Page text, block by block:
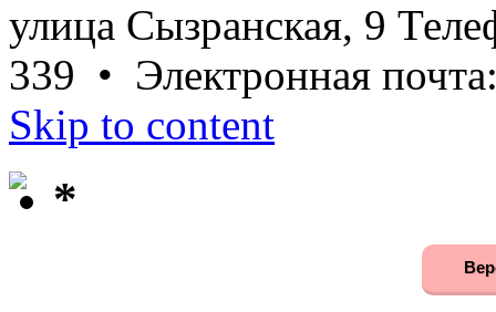
улица Сызранская, 9
339 • Электронная
Skip to content
*